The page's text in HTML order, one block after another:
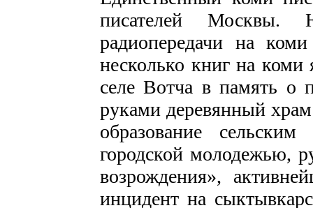
писателей
радиопередачи на
несколько книг на
селе Вотча в память о
руками деревянный
образование
городской молодежью,
возрождения»,
инцидент на